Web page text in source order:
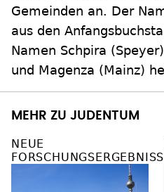
Gemeinden an. Der
aus den
Namen Schpira
und Magenza (Mainz)
MEHR ZU JUDENTUM
NEUE